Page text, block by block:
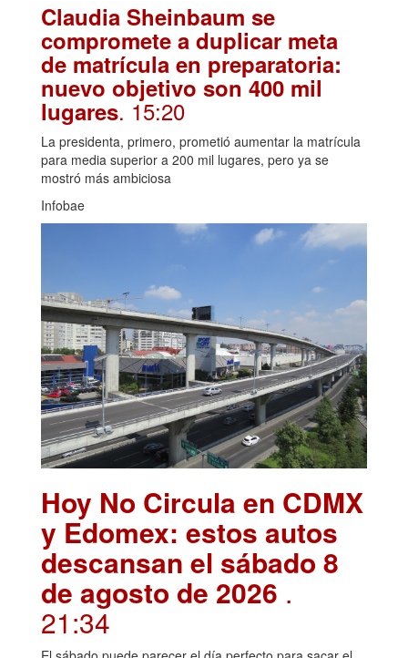
Claudia Sheinbaum se
compromete a duplicar meta
de matrícula en preparatoria:
nuevo objetivo son 400 mil
lugares. 15:20
La presidenta, primero, prometió aumentar la matrícula
para media superior a 200 mil lugares, pero ya se
mostró más ambiciosa
Infobae
Hoy No Circula en CDMX
y Edomex: estos autos
descansan el sábado 8
de agosto de 2026 .
21:34